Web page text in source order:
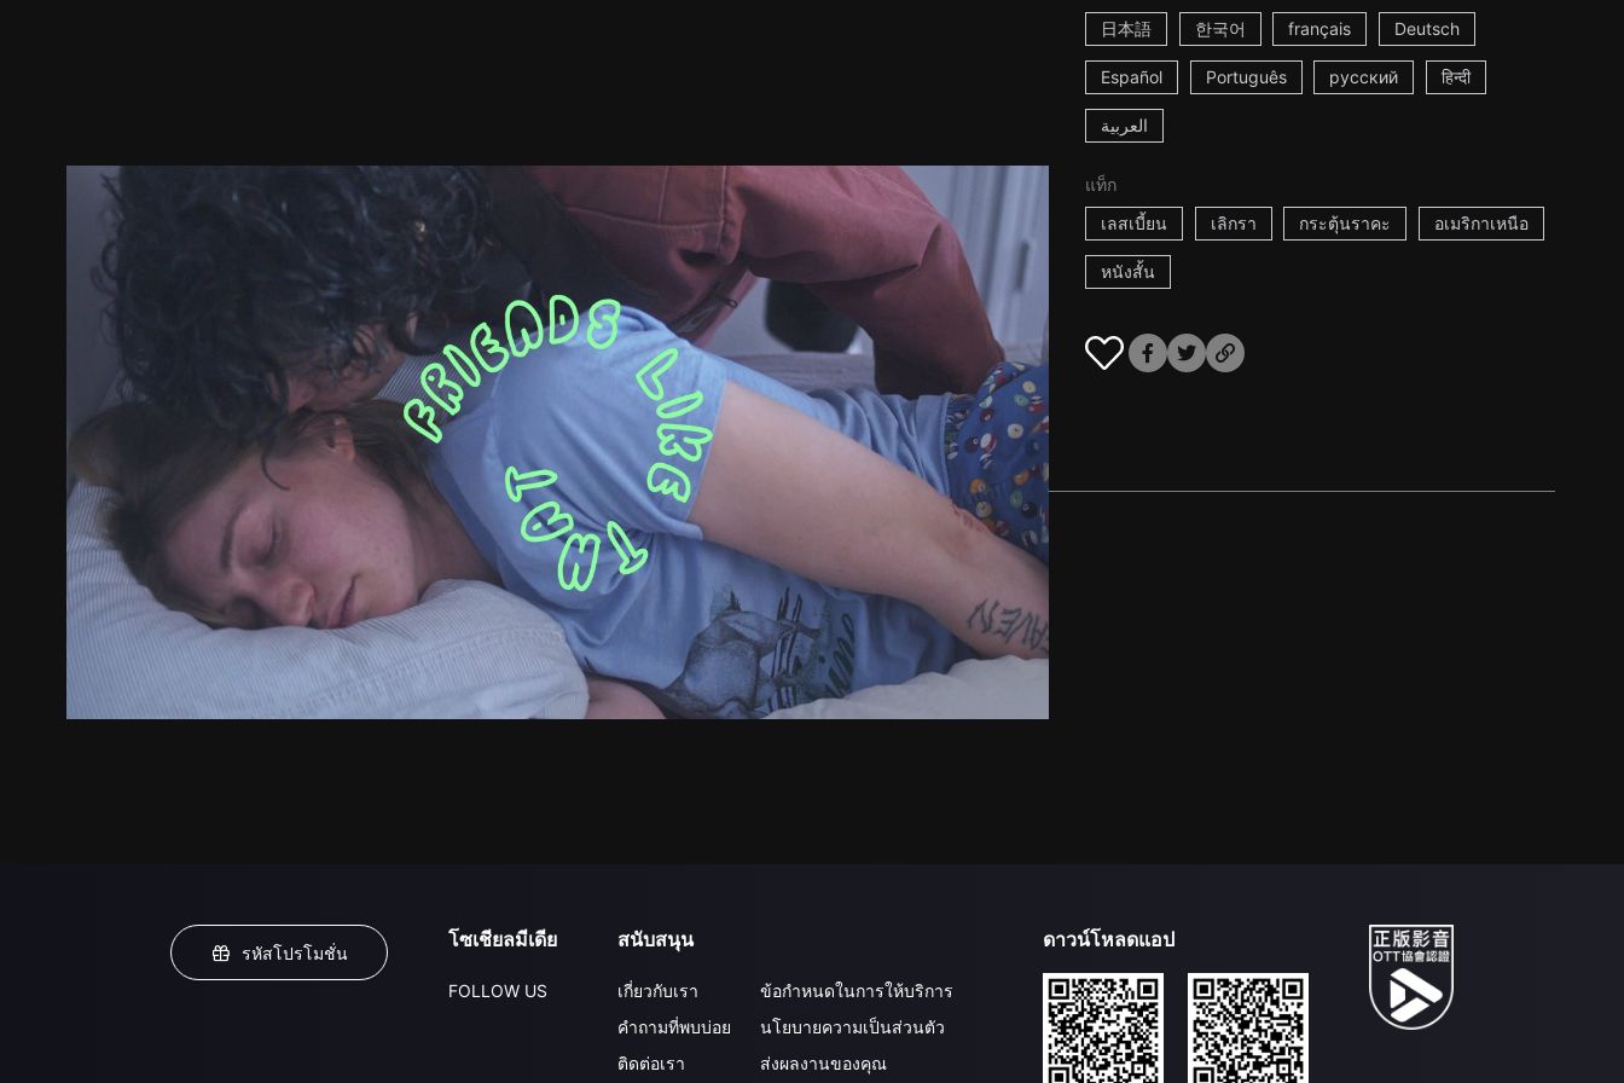
日本語 한국어 français Deutsch
Español Português русский हिन्दी
العربية
แท็ก
เลสเบี้ยน
เลิกรา กระตุ้นราคะ อเมริกาเหนือ
หนังสั้น
เนื้อหาที่แนะนำ รายละเอียด
รหัสโปรโมชั่น
โซเชียลมีเดีย
FOLLOW US
สนับสนุน
เกี่ยวกับเรา
คำถามที่พบบ่อย
ติดต่อเรา
ข้อกำหนดในการให้บริการ
นโยบายความเป็นส่วนตัว
ส่งผลงานของคุณ
ดาวน์โหลดแอป